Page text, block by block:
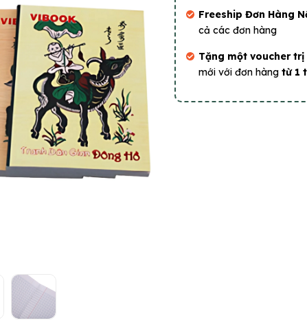
Freeship Đơn Hàng
cả các đơn hàng
Tặng một voucher trị
mới với đơn hàng từ 1